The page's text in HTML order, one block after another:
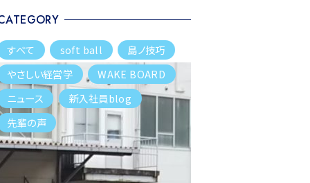
すべて soft ball
島ノ技巧
やさしい経営学
WAKE BOARD
ニュース
新入社員blog
先輩の声